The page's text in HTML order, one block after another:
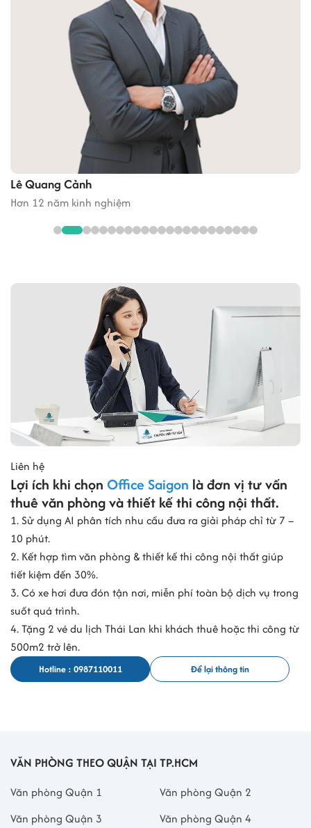
Lê Quang Cảnh
Hơn 12 năm kinh nghiệm
Liên hệ
Lợi ích khi chọn Office Saigon là đơn vị tư vấn
thuê văn phòng và thiết kế thi công nội thất.
1. Sử dụng AI phân tích nhu cầu đưa ra giải pháp chỉ từ 7 –
10 phút.
2. Kết hợp tìm văn phòng & thiết kế thi công nội thất giúp
tiết kiệm đến 30%.
3. Có xe hơi đưa đón tận nơi, miễn phí toàn bộ dịch vụ trong
suốt quá trình.
4. Tặng 2 vé du lịch Thái Lan khi khách thuê hoặc thi công từ
500m2 trở lên.
Hotline : 0987110011 Để lại thông tin
VĂN PHÒNG THEO QUẬN TẠI TP.HCM
Văn phòng Quận 1
Văn phòng Quận 2
Văn phòng Quận 3
Văn phòng Quận 4